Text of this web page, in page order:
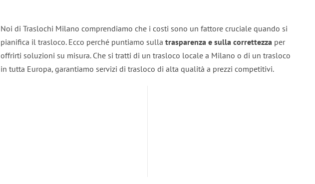
Noi di Traslochi Milano comprendiamo che i costi sono un fattore cruciale quando si
pianifica il trasloco. Ecco perché puntiamo sulla trasparenza e sulla correttezza per
offrirti soluzioni su misura. Che si tratti di un trasloco locale a Milano o di un trasloco
in tutta Europa, garantiamo servizi di trasloco di alta qualità a prezzi competitivi.